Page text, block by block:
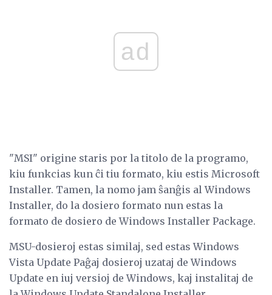
ad
"MSI" origine staris por la titolo de la programo,
kiu funkcias kun ĉi tiu formato, kiu estis Microsoft
Installer. Tamen, la nomo jam ŝanĝis al Windows
Installer, do la dosiero formato nun estas la
formato de dosiero de Windows Installer Package.
MSU-dosieroj estas similaj, sed estas Windows
Vista Update Paĝaj dosieroj uzataj de Windows
Update en iuj versioj de Windows, kaj instalitaj de